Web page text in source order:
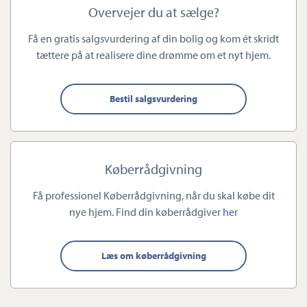
Teamet består af samlet fire personer, som har arbejdet sammen
i flere år, hvilket gør, at du som kunde kan føle dig i trygge
hænder, uanset hvem du træffer i butikken:
Chris Bertelsen:Uddannet tømrer og ejendomsmægler med
Odense Kommune. Chris er desuden certificeret
køberrådgiver med Tryghedsmærke fra DE samt
vurderingskonsulent for Totalkredit. Han er født og opvokset
murermestervilla sammen med sin kæreste og deres to
Overvejer du at sælge?
Få en gratis salgsvurdering af din bolig og kom ét skridt
tættere på at realisere dine drømme om et nyt hjem.
Bestil salgsvurdering
Køberrådgivning
Få professionel Køberrådgivning, når du skal købe dit
nye hjem. Find din køberrådgiver her
Læs om køberrådgivning